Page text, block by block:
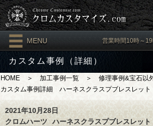
MENU 営業時間10時～
カスタム事例（詳細）
HOME ＞ 加工事例一覧 ＞ 修理事例&宝石以
カスタム事例詳細 ハーネスクラスプブレスレット
2021年10月28日
クロムハーツ
ハーネスクラスプブレスレット